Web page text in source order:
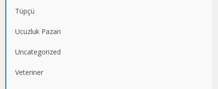
Tüpçü
Ucuzluk Pazarı
Uncategorized
Veteriner